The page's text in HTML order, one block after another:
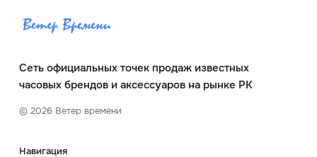
Сеть официальных точек продаж известных
часовых брендов и аксессуаров на рынке РК
© 2026Ветер времени
Навигация